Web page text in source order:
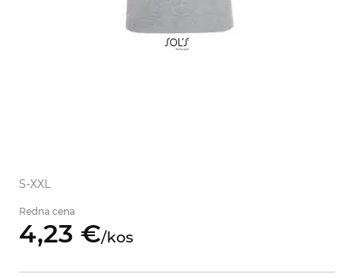
S-XXL
Redna cena
4,23 €/kos